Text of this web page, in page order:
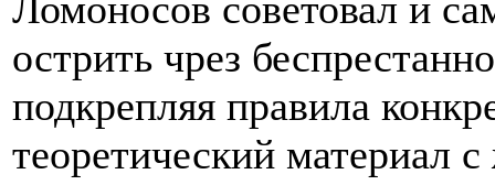
острить чрез
подкрепляя правила
теоретический материал